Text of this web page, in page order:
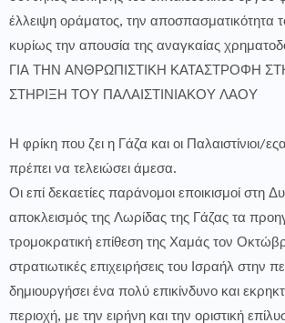
έλλειψη οράματος, την αποσπασματικότητα
κυρίως την απουσία της αναγκαίας
ΓΙΑ ΤΗΝ ΑΝΘΡΩΠΙΣΤΙΚΗ ΚΑΤΑΣΤΡΟΦΗ
ΣΤΗΡΙΞΗ ΤΟΥ ΠΑΛΑΙΣΤΙΝΙΑΚΟΥ ΛΑΟΥ
Η φρίκη που ζει η Γάζα και οι Παλαιστίνιοι/
πρέπει να τελειώσει άμεσα.
Οι επί δεκαετίες παράνομοι εποικισμοί στη
αποκλεισμός της Λωρίδας της Γάζας τα
τρομοκρατική επίθεση της Χαμάς τον
στρατιωτικές επιχειρήσεις του Ισραήλ στην
δημιουργήσει ένα πολύ επικίνδυνο και
περιοχή, με την ειρήνη και την οριστική